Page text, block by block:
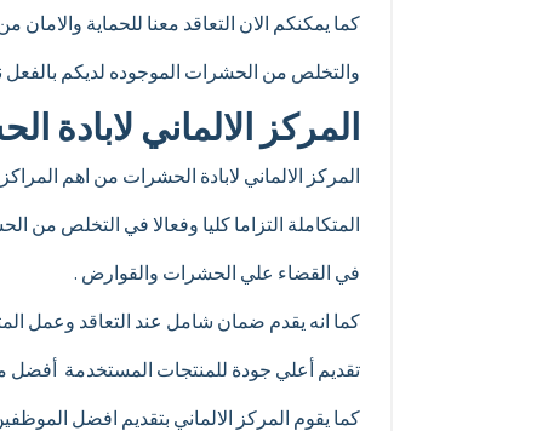
كما يمكنكم الان التعاقد معنا للحماية
والتخلص من الحشرات الموجوده لديكم بالفعل
المركز الالماني لابادة
المركز الالماني لابادة الحشرات من اهم
المتكاملة التزاما كليا وفعالا في التخلص من
في القضاء علي الحشرات والقوارض .
كما انه يقدم ضمان شامل عند التعاقد وعمل
تقديم أعلي جودة للمنتجات المستخدمة أفضل
كما يقوم المركز الالماني بتقديم افضل